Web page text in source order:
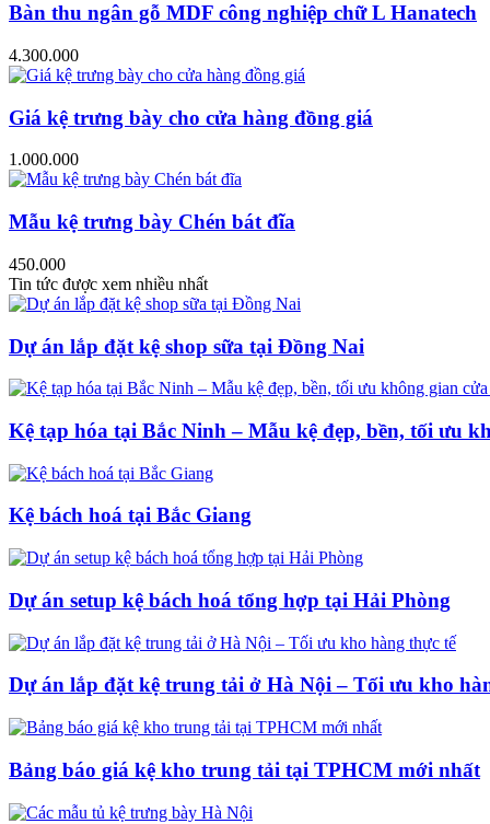
Bàn thu ngân gỗ MDF công nghiệp chữ L Hanatech
4.300.000
Giá kệ trưng bày cho cửa hàng đồng giá
1.000.000
Mẫu kệ trưng bày Chén bát đĩa
450.000
Tin tức được xem nhiều nhất
Dự án lắp đặt kệ shop sữa tại Đồng Nai
Kệ tạp hóa tại Bắc Ninh – Mẫu kệ đẹp, bền, tối ưu
Kệ bách hoá tại Bắc Giang
Dự án setup kệ bách hoá tổng hợp tại Hải Phòng
Dự án lắp đặt kệ trung tải ở Hà Nội – Tối ưu kho
Bảng báo giá kệ kho trung tải tại TPHCM mới nhất